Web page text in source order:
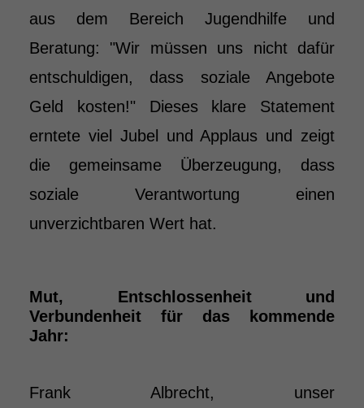
aus dem Bereich Jugendhilfe und
Beratung: "Wir müssen uns nicht dafür
entschuldigen, dass soziale Angebote
Geld kosten!" Dieses klare Statement
erntete viel Jubel und Applaus und zeigt
die gemeinsame Überzeugung, dass
soziale Verantwortung einen
unverzichtbaren Wert hat.
Mut, Entschlossenheit und
Verbundenheit für das kommende
Jahr:
Frank Albrecht, unser